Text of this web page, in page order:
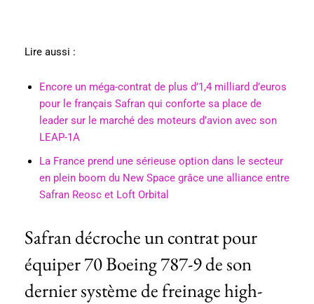
Lire aussi :
Encore un méga-contrat de plus d’1,4 milliard d’euros
pour le français Safran qui conforte sa place de
leader sur le marché des moteurs d’avion avec son
LEAP-1A
La France prend une sérieuse option dans le secteur
en plein boom du New Space grâce une alliance entre
Safran Reosc et Loft Orbital
Safran décroche un contrat pour
équiper 70 Boeing 787-9 de son
dernier système de freinage high-